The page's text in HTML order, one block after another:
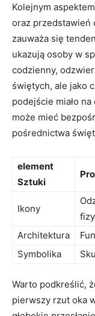
Kolejnym
oraz przedstawień
zauważa się
ukazują osoby w
codzienny,
świętych, ale jako
podejście miało
może mieć
pośrednictwa
element
Sztuki
Ikony
Architektura
Symbolika
Warto podkreślić,
pierwszy rzut oka